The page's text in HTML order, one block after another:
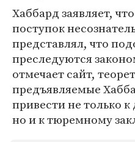
Хаббард заявляет,
поступок
представлял, что
преследуются
отмечает сайт,
предъявляемые
привести не только
но и к тюремному